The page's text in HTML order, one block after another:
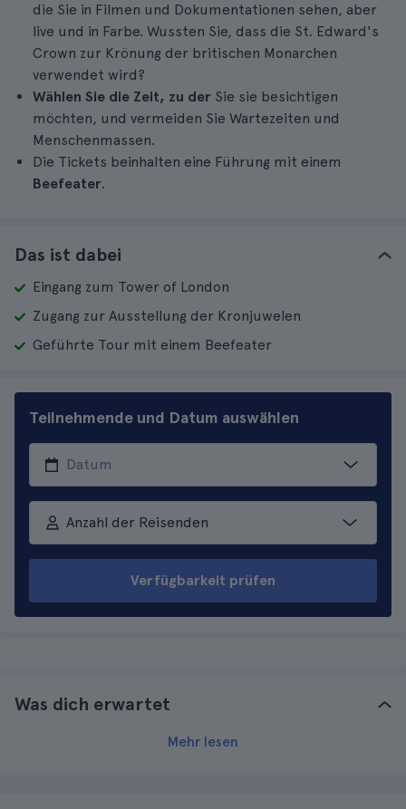
die Sie in Filmen und Dokumentationen sehen, aber
live und in Farbe. Wussten Sie, dass die St. Edward's
Crown zur Krönung der britischen Monarchen
verwendet wird?
Wählen Sie die Zeit, zu der Sie sie besichtigen
möchten, und vermeiden Sie Wartezeiten und
Menschenmassen.
Die Tickets beinhalten eine Führung mit einem
Beefeater.
Das ist dabei
Eingang zum Tower of London
Zugang zur Ausstellung der Kronjuwelen
Geführte Tour mit einem Beefeater
Teilnehmende und Datum auswählen
Anzahl der Reisenden
Verfügbarkeit prüfen
Was dich erwartet
Mehr lesen